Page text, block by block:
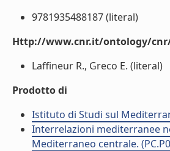
9781935488187 (literal)
Http://www.cnr.it/ontology/
Laffineur R., Greco E. (literal)
Prodotto di
Istituto di Studi sul
Interrelazioni mediterranee
Mediterraneo centrale.